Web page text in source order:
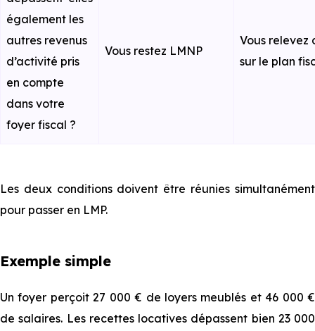
également les
autres revenus
d’activité pris
en compte
dans votre
foyer fiscal ?
Vous restez LMNP
Vous relevez
sur le plan
Les deux conditions doivent être réunies simultanément
pour passer en LMP.
Exemple simple
Un foyer perçoit 27 000 € de loyers meublés et 46 000 €
de salaires. Les recettes locatives dépassent bien 23 000